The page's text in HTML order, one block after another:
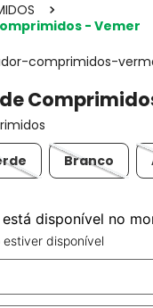
- Vemer
comprimidos-
Branco
disponível no
disponível